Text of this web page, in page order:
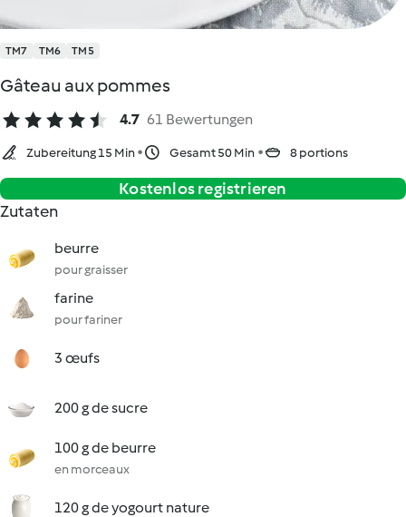
TM7 TM6 TM5
Gâteau aux pommes
4.7 61 Bewertungen
Zubereitung 15 Min Gesamt 50 Min 8 portions
Kostenlos registrieren
Zutaten
beurre
pour graisser
farine
pour fariner
3 œufs
200 g de sucre
100 g de beurre
en morceaux
120 g de yogourt nature